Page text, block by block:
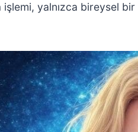
yalnızca bireysel